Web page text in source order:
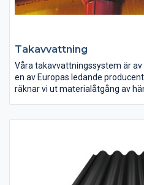
Takavvattning
Våra takavvattningssystem är
en av Europas ledande
räknar vi ut materialåtgång av